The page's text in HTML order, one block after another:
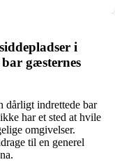
i
gæsternes
dårligt indrettede bar
har et sted at hvile
omgivelser.
til en generel